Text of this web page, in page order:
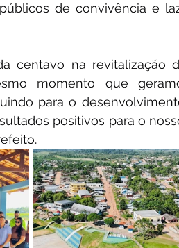
de convivência e
centavo na revitalização
momento que
para o
positivos para o